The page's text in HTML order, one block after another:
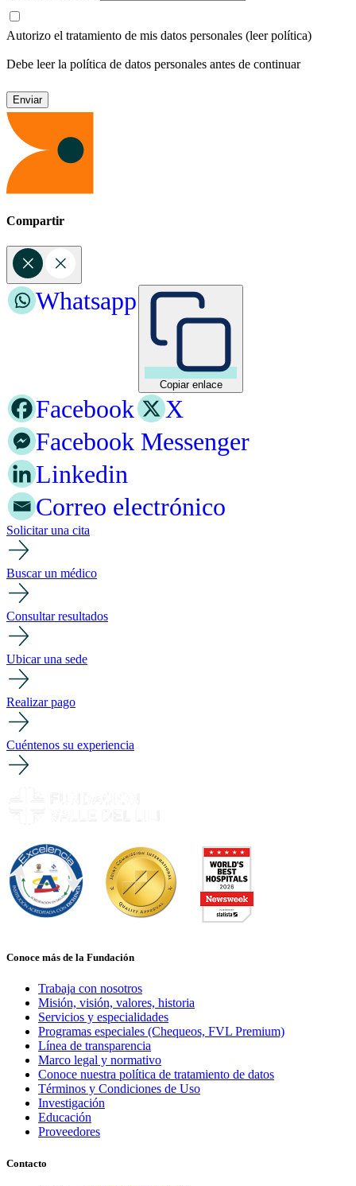
Autorizo el tratamiento de mis datos personales (leer política)
Debe leer la política de datos personales antes de continuar
Compartir
Copiar enlace
Whatsapp
Facebook
X
Facebook Messenger
Linkedin
Correo electrónico
Solicitar una cita
Buscar un médico
Consultar resultados
Ubicar una sede
Realizar pago
Cuéntenos su experiencia
Conoce más de la Fundación
Trabaja con nosotros
Misión, visión, valores, historia
Servicios y especialidades
Programas especiales (Chequeos, FVL Premium)
Línea de transparencia
Marco legal y normativo
Conoce nuestra política de tratamiento de datos
Términos y Condiciones de Uso
Investigación
Educación
Proveedores
Contacto